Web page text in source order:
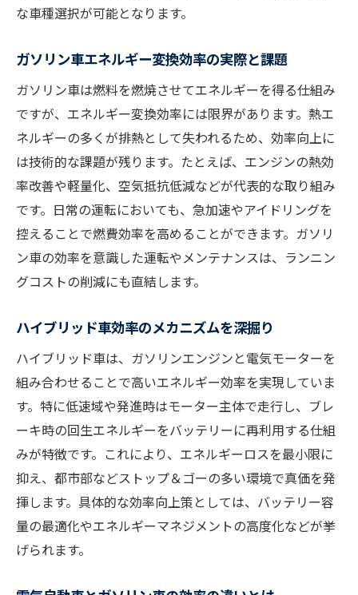
な車種選択が可能となります。
ガソリン車エネルギー変換効率の実際と課題
ガソリン車は燃料を燃焼させてエネルギーを得る仕組み
ですが、エネルギー変換効率には限界があります。熱エ
ネルギーの多くが排熱として失われるため、効率向上に
は技術的な課題が残ります。たとえば、エンジンの熱効
率改善や軽量化、空気抵抗低減などが代表的な取り組み
です。日常の運転においても、急加速やアイドリングを
控えることで燃費効率を高めることができます。ガソリ
ン車の効率を意識した運転やメンテナンスは、ランニン
グコストの削減にも直結します。
ハイブリッド車効率のメカニズムを深掘り
ハイブリッド車は、ガソリンエンジンと電気モーターを
組み合わせることで高いエネルギー効率を実現していま
す。特に低速域や発進時はモーター主体で走行し、ブレ
ーキ時の回生エネルギーをバッテリーに再利用する仕組
みが特徴です。これにより、エネルギーロスを最小限に
抑え、都市部などストップ＆ゴーの多い環境で真価を発
揮します。具体的な効率向上策としては、バッテリー容
量の最適化やエネルギーマネジメントの高度化などが挙
げられます。